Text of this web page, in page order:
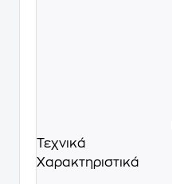
Τεχνικά
Χαρακτηριστικά